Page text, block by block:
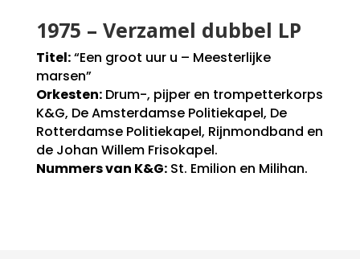
1975 – Verzamel dubbel LP
Titel:“Een groot uur u – Meesterlijke
marsen”
Orkesten:Drum-, pijper en trompetterkorps
K&G, De Amsterdamse Politiekapel, De
Rotterdamse Politiekapel, Rijnmondband en
de Johan Willem Frisokapel.
Nummers van K&G:St. Emilion en Milihan.